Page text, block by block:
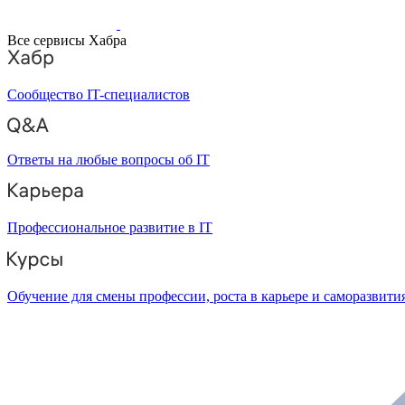
Все сервисы Хабра
Сообщество IT-специалистов
Ответы на любые вопросы об IT
Профессиональное развитие в IT
Обучение для смены профессии, роста в карьере и